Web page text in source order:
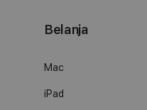
Belanja
Mac
iPad